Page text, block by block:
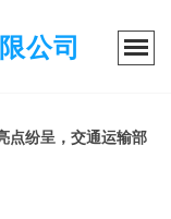
公司
点纷呈，交通运输部